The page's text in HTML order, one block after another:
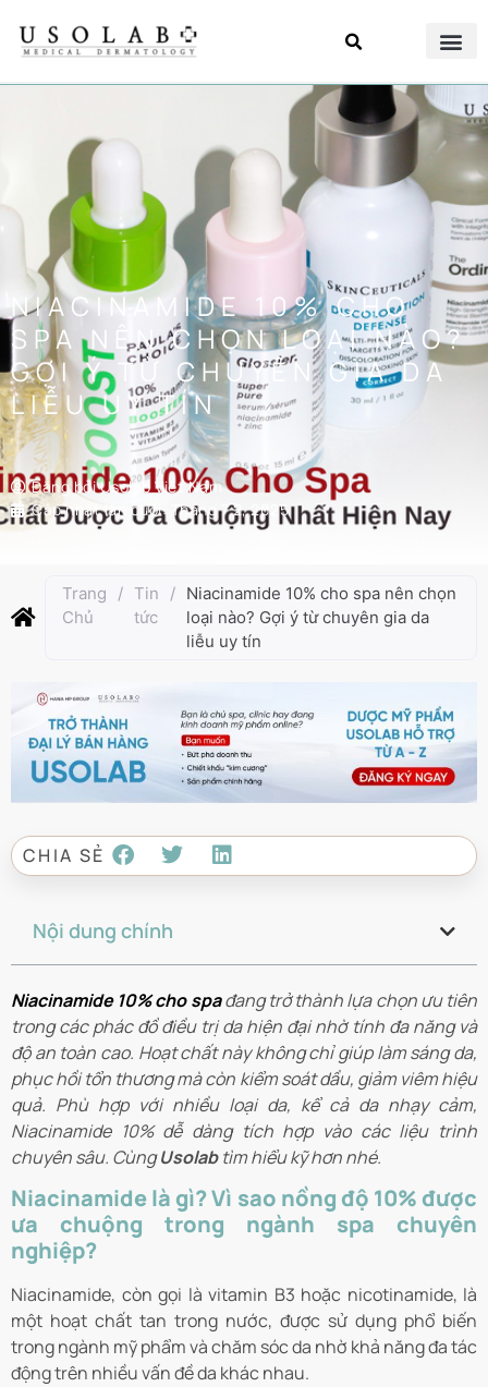
NIACINAMIDE 10% CHO
SPA NÊN CHỌN LOẠI NÀO?
GỢI Ý TỪ CHUYÊN GIA DA
LIỄU UY TÍN
Đăng bởiUsolab Việt Nam
Cập nhật lần cuối: Tháng 7 2, 2025
Trang
Chủ
/ Tin
tức
/ Niacinamide 10% cho spa nên chọn
loại nào? Gợi ý từ chuyên gia da
liễu uy tín
CHIA SẺ
Nội dung chính
Niacinamide 10% cho spađang trở thành lựa chọn ưu tiên
trong các phác đồ điều trị da hiện đại nhờ tính đa năng và
độ an toàn cao. Hoạt chất này không chỉ giúp làm sáng da,
phục hồi tổn thương mà còn kiểm soát dầu, giảm viêm hiệu
quả. Phù hợp với nhiều loại da, kể cả da nhạy cảm,
Niacinamide 10% dễ dàng tích hợp vào các liệu trình
chuyên sâu. CùngUsolabtìm hiểu kỹ hơn nhé.
Niacinamide là gì? Vì sao nồng độ 10% được
ưa chuộng trong ngành spa chuyên
nghiệp?
Niacinamide, còn gọi là vitamin B3 hoặc nicotinamide, là
một hoạt chất tan trong nước, được sử dụng phổ biến
trong ngành mỹ phẩm và chăm sóc da nhờ khả năng đa tác
động trên nhiều vấn đề da khác nhau.